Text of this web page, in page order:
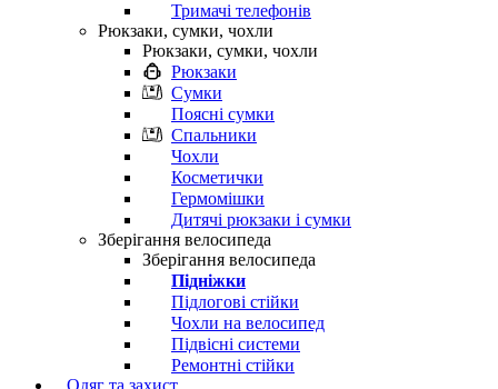
Тримачі телефонів
Рюкзаки, сумки, чохли
Рюкзаки, сумки, чохли
Рюкзаки
Сумки
Поясні сумки
Спальники
Чохли
Косметички
Гермомішки
Дитячі рюкзаки і сумки
Зберігання велосипеда
Зберігання велосипеда
Підніжки
Підлогові стійки
Чохли на велосипед
Підвісні системи
Ремонтні стійки
Одяг та захист